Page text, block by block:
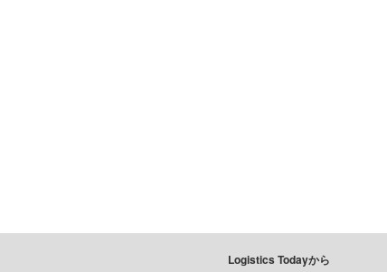
Logistics Todayから